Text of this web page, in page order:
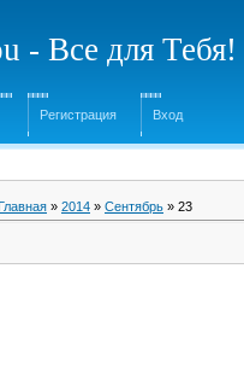
- Все для Тебя!
Регистрация Вход
» 2014 » Сентябрь » 23